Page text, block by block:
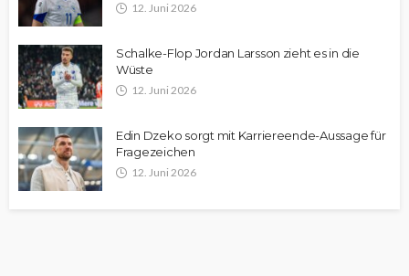
12. Juni 2026
Schalke-Flop Jordan Larsson zieht es in die
Wüste
12. Juni 2026
Edin Dzeko sorgt mit Karriereende-Aussage für
Fragezeichen
12. Juni 2026